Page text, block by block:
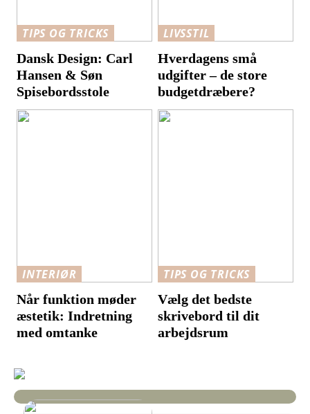
TIPS OG TRICKS
Dansk Design: Carl
Hansen & Søn
Spisebordsstole
LIVSSTIL
Hverdagens små
udgifter – de store
budgetdræbere?
INTERIØR
Når funktion møder
æstetik: Indretning
med omtanke
TIPS OG TRICKS
Vælg det bedste
skrivebord til dit
arbejdsrum